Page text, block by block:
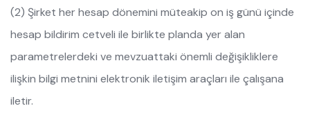
(2) Şirket her hesap dönemini müteakip on iş günü içinde
hesap bildirim cetveli ile birlikte planda yer alan
parametrelerdeki ve mevzuattaki önemli değişikliklere
ilişkin bilgi metnini elektronik iletişim araçları ile çalışana
iletir.